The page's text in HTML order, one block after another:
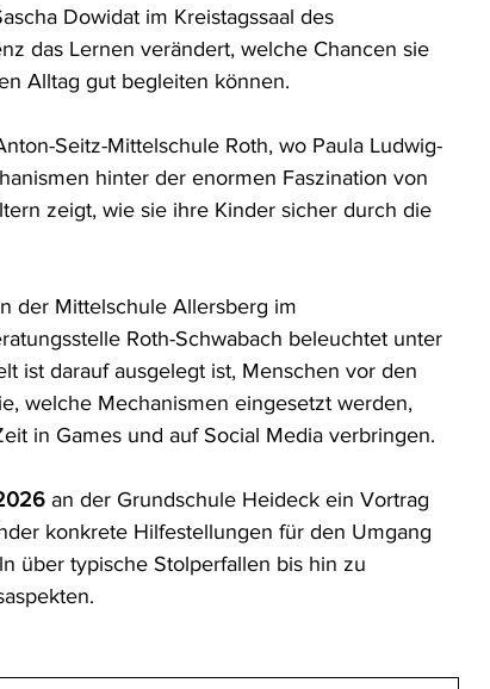
Dowidat im Kreistagssaal des
das Lernen verändert, welche Chancen sie
Alltag gut begleiten können.
Seitz-Mittelschule Roth, wo Paula Ludwig-
hinter der enormen Faszination von
zeigt, wie sie ihre Kinder sicher durch die
der Mittelschule Allersberg im
Roth-Schwabach beleuchtet unter
ist darauf ausgelegt ist, Menschen vor den
welche Mechanismen eingesetzt werden,
in Games und auf Social Media verbringen.
an der Grundschule Heideck ein Vortrag
konkrete Hilfestellungen für den Umgang
über typische Stolperfallen bis hin zu